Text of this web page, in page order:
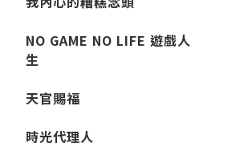
NO GAME NO LIFE 遊戲人
生
天官賜福
時光代理人